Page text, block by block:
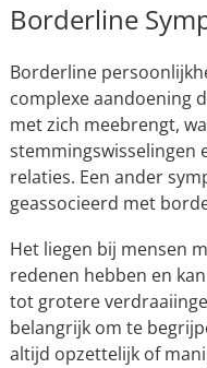
Borderline
Borderline
complexe aandoening
met zich meebrengt,
stemmingswisselingen
relaties. Een ander
geassocieerd met
Het liegen bij mensen
redenen hebben en
tot grotere
belangrijk om te
altijd opzettelijk of